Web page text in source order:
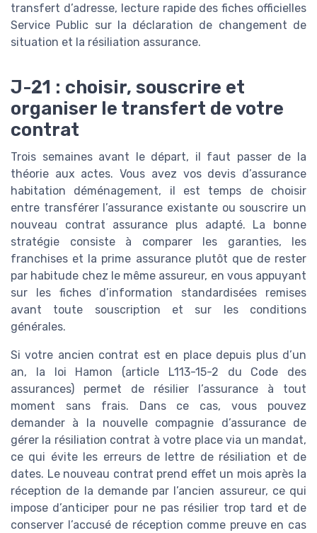
transfert d’adresse, lecture rapide des fiches officielles
Service Public sur la déclaration de changement de
situation et la résiliation assurance.
J-21 : choisir, souscrire et
organiser le transfert de votre
contrat
Trois semaines avant le départ, il faut passer de la
théorie aux actes. Vous avez vos devis d’assurance
habitation déménagement, il est temps de choisir
entre transférer l’assurance existante ou souscrire un
nouveau contrat assurance plus adapté. La bonne
stratégie consiste à comparer les garanties, les
franchises et la prime assurance plutôt que de rester
par habitude chez le même assureur, en vous appuyant
sur les fiches d’information standardisées remises
avant toute souscription et sur les conditions
générales.
Si votre ancien contrat est en place depuis plus d’un
an, la loi Hamon (article L113-15-2 du Code des
assurances) permet de résilier l’assurance à tout
moment sans frais. Dans ce cas, vous pouvez
demander à la nouvelle compagnie d’assurance de
gérer la résiliation contrat à votre place via un mandat,
ce qui évite les erreurs de lettre de résiliation et de
dates. Le nouveau contrat prend effet un mois après la
réception de la demande par l’ancien assureur, ce qui
impose d’anticiper pour ne pas résilier trop tard et de
conserver l’accusé de réception comme preuve en cas